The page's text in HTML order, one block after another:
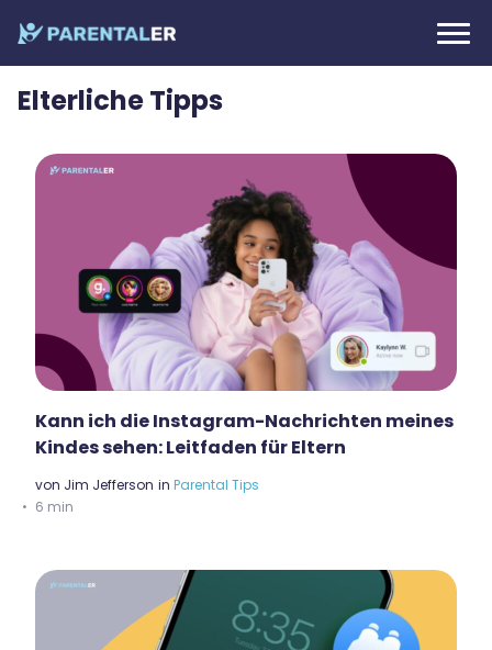
Elterliche Tipps
Kann ich die Instagram-Nachrichten meines
Kindes sehen: Leitfaden für Eltern
von Jim Jefferson in Parental Tips
6 min